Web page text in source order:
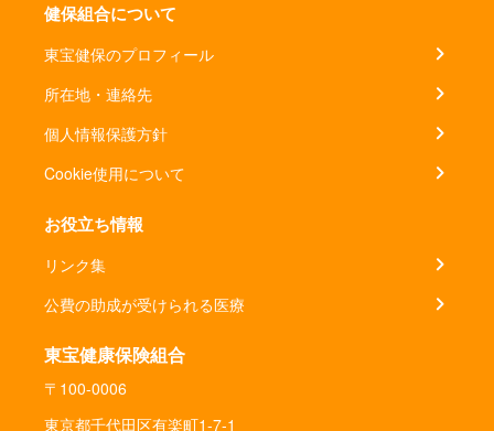
健保組合について
東宝健保のプロフィール
所在地・連絡先
個人情報保護方針
Cookie使用について
お役立ち情報
リンク集
公費の助成が受けられる医療
東宝健康保険組合
〒100-0006
東京都千代田区有楽町1-7-1